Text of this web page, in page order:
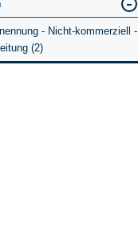
- Nicht-kommerziell -
(2)